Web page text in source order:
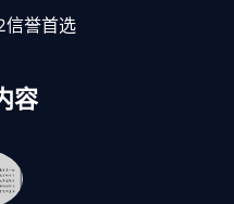
信誉首选
容